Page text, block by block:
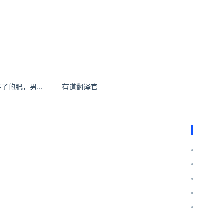
Barbara Palvin 女人减不了的肥，男人戒不了的色。 fapello.com 有道翻译官